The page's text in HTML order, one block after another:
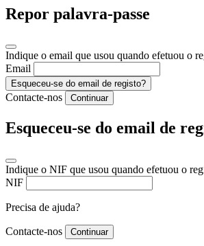
Repor palavra-passe
Indique o email que usou quando efetuou o
Email
Esqueceu-se do email de registo?
Contacte-nos Continuar
Esqueceu-se do email de
Indique o NIF que usou quando efetuou o
NIF
Precisa de ajuda?
Contacte-nos Continuar